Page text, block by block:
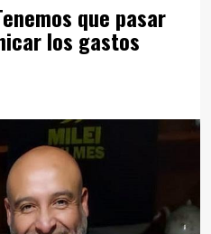
que pasar
los gastos